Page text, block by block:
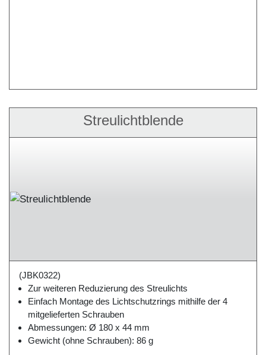
Streulichtblende
(JBK0322)
Zur weiteren Reduzierung des Streulichts
Einfach Montage des Lichtschutzrings mithilfe der 4
mitgelieferten Schrauben
Abmessungen: Ø 180 x 44 mm
Gewicht (ohne Schrauben): 86 g